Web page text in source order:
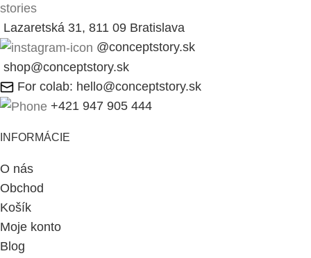
stories
Lazaretská 31, 811 09 Bratislava
@conceptstory.sk
shop@conceptstory.sk
For colab: hello@conceptstory.sk
+421 947 905 444
INFORMÁCIE
O nás
Obchod
Košík
Moje konto
Blog